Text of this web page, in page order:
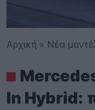
Αρχική » Νέα
In Hybrid: